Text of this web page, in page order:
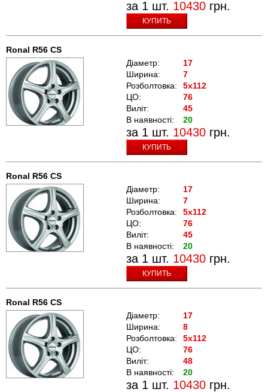
за 1 шт. 10430 грн.
КУПИТЬ
Ronal R56 CS
Діаметр:
17
Ширина:
7
Розболтовка:
5x112
ЦО:
76
Виліт:
45
В наявності:
20
за 1 шт. 10430 грн.
КУПИТЬ
Ronal R56 CS
Діаметр:
17
Ширина:
7
Розболтовка:
5x112
ЦО:
76
Виліт:
45
В наявності:
20
за 1 шт. 10430 грн.
КУПИТЬ
Ronal R56 CS
Діаметр:
17
Ширина:
8
Розболтовка:
5x112
ЦО:
76
Виліт:
48
В наявності:
20
за 1 шт. 10430 грн.